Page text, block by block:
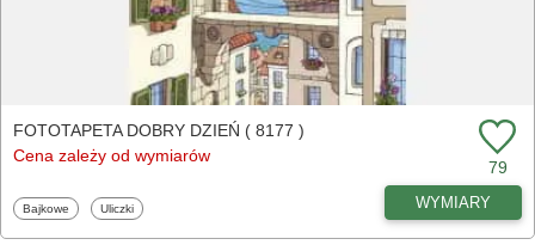
FOTOTAPETA DOBRY DZIEŃ ( 8177 )
Cena zależy od wymiarów
79
Fototapety
Bajkowe Fototapety
Uliczki WYMIARY